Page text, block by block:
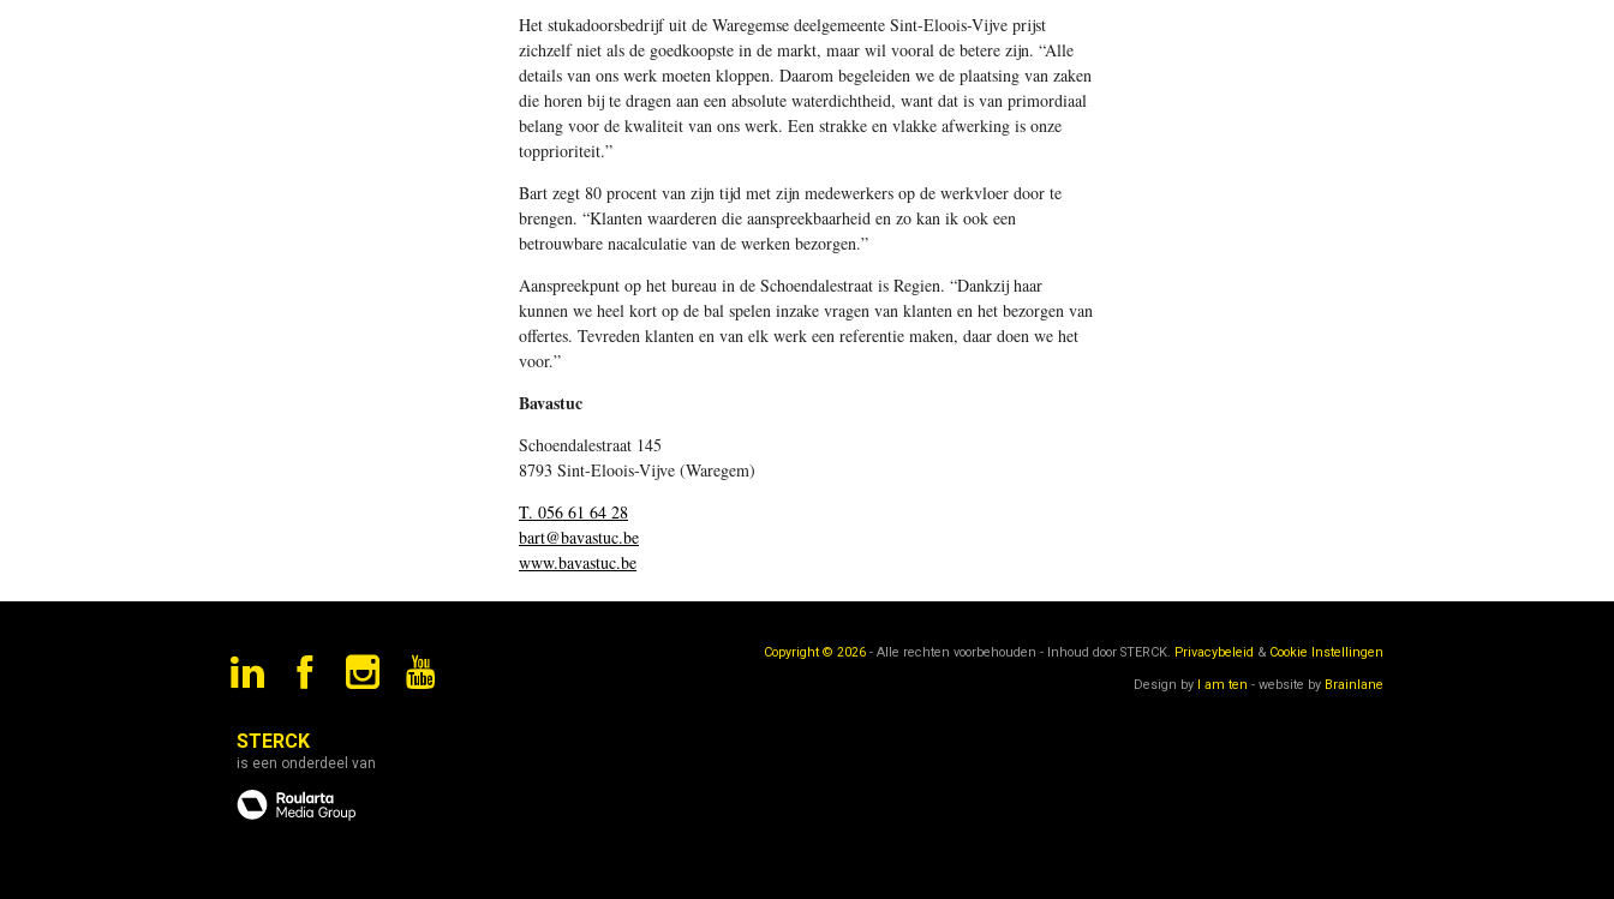
Het stukadoorsbedrijf uit de Waregemse deelgemeente Sint-Eloois-Vijve prijst
zichzelf niet als de goedkoopste in de markt, maar wil vooral de betere zijn. “Alle
details van ons werk moeten kloppen. Daarom begeleiden we de plaatsing van zaken
die horen bij te dragen aan een absolute waterdichtheid, want dat is van primordiaal
belang voor de kwaliteit van ons werk. Een strakke en vlakke afwerking is onze
topprioriteit.”
Bart zegt 80 procent van zijn tijd met zijn medewerkers op de werkvloer door te
brengen. “Klanten waarderen die aanspreekbaarheid en zo kan ik ook een
betrouwbare nacalculatie van de werken bezorgen.”
Aanspreekpunt op het bureau in de Schoendalestraat is Regien. “Dankzij haar
kunnen we heel kort op de bal spelen inzake vragen van klanten en het bezorgen van
offertes. Tevreden klanten en van elk werk een referentie maken, daar doen we het
voor.”
Bavastuc
Schoendalestraat 145
8793 Sint-Eloois-Vijve (Waregem)
T. 056 61 64 28
bart@bavastuc.be
www.bavastuc.be
Copyright © 2026- Alle rechten voorbehouden - Inhoud door STERCK. Privacybeleid & Cookie Instellingen
Design by I am ten - website by Brainlane
STERCK
is een onderdeel van